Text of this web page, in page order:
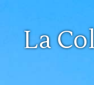
La